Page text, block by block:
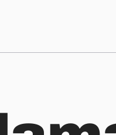
pour élaborer sa